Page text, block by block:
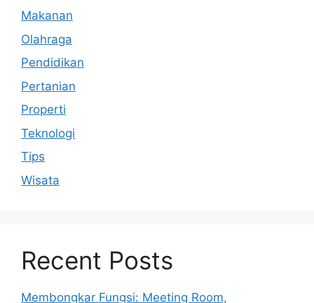
Makanan
Olahraga
Pendidikan
Pertanian
Properti
Teknologi
Tips
Wisata
Recent Posts
Membongkar Fungsi: Meeting Room,